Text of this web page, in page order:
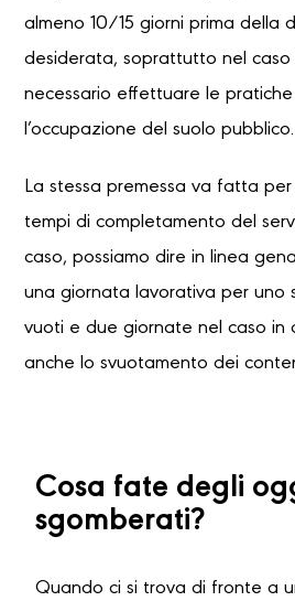
almeno 10/15 giorni prima della
desiderata, soprattutto nel caso
necessario effettuare le
l’occupazione del suolo pubblico.
La stessa premessa va fatta
tempi di completamento del
caso, possiamo dire in linea
una giornata lavorativa per uno
vuoti e due giornate nel caso in
anche lo svuotamento dei
Cosa fate degli
sgomberati?
Quando ci si trova di fronte a